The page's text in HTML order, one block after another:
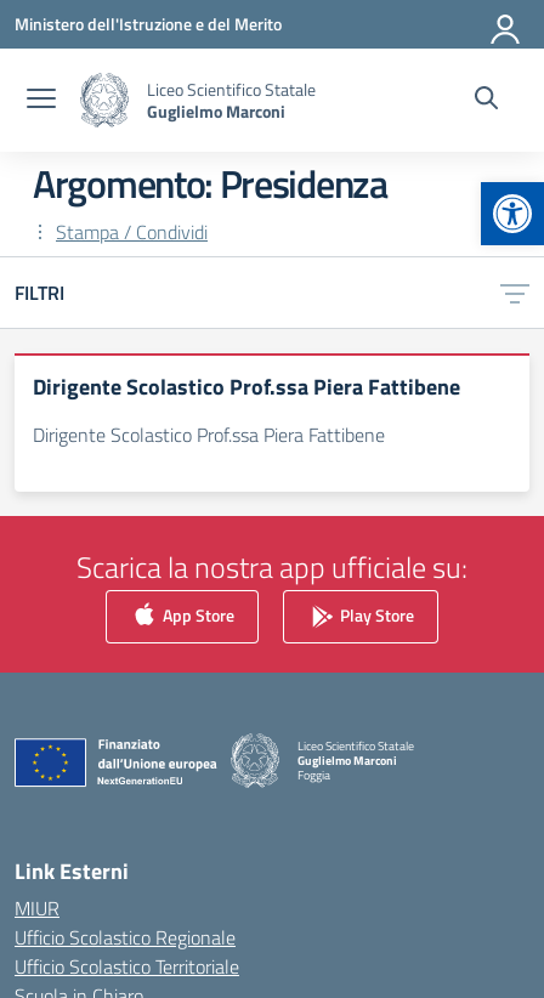
Vai ai contenuti
Vai al menu di navigazione
Vai al footer
Ministero dell'Istruzione e del Merito
Liceo Scientifico Statale
Guglielmo Marconi
Argomento: Presidenza
Stampa / Condividi
FILTRI
Dirigente Scolastico Prof.ssa Piera Fattibene
Dirigente Scolastico Prof.ssa Piera Fattibene
Scarica la nostra app ufficiale su:
App Store Play Store
Liceo Scientifico Statale
Guglielmo Marconi
Foggia
— Visita la pagina iniziale della scuola
Link Esterni
MIUR
Ufficio Scolastico Regionale
Ufficio Scolastico Territoriale